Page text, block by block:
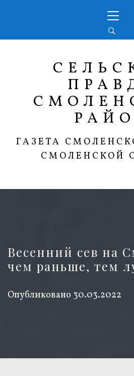
меню
ГАЗЕТА
СМОЛЕНСКОЙ
Весенний сев на
чем раньше, тем
Опубликовано 30.03.2022